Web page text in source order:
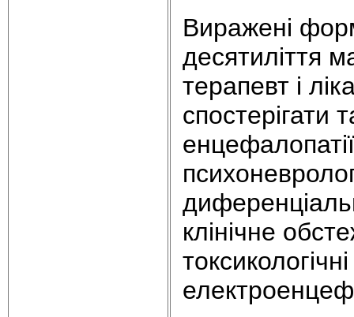
Виражені
десятиліття
терапевт і
спостерігати
клінічне